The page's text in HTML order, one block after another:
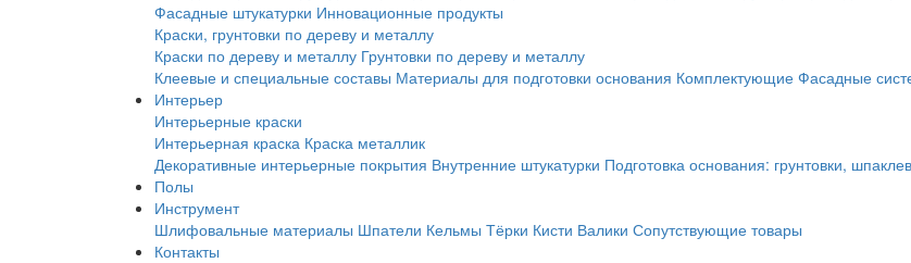
Фасадные штукатурки Инновационные продукты
Краски, грунтовки по дереву и металлу
Краски по дереву и металлу Грунтовки по дереву и металлу
Клеевые и специальные составы Материалы для подготовки основания Комплектующие Фасадные
Интерьер
Интерьерные краски
Интерьерная краска Краска металлик
Декоративные интерьерные покрытия Внутренние штукатурки Подготовка основания: грунтовки,
Полы
Инструмент
Шлифовальные материалы Шпатели Кельмы Тёрки Кисти Валики Сопутствующие товары
Контакты